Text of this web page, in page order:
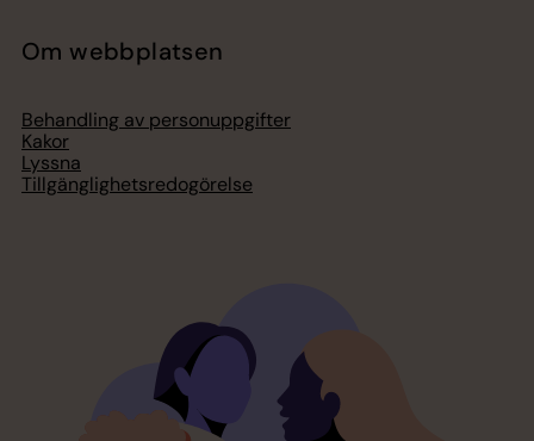
Om webbplatsen
Behandling av personuppgifter
Kakor
Lyssna
Tillgänglighetsredogörelse